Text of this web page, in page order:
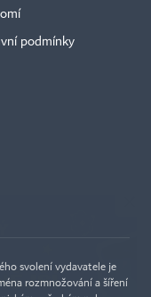
podmínky
svolení vydavatele je
rozmnožování a šíření